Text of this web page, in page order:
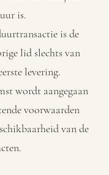
is.
is de
lid slechts van
levering.
wordt aangegaan
voorwaarden
van de